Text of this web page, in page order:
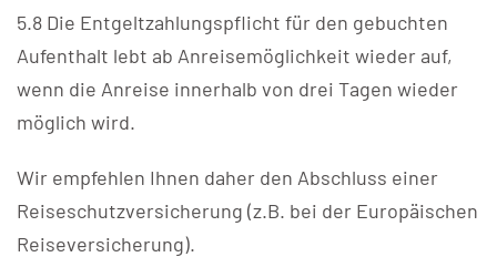
5.8 Die Entgeltzahlungspflicht für den gebuchten
Aufenthalt lebt ab Anreisemöglichkeit wieder auf,
wenn die Anreise innerhalb von drei Tagen wieder
möglich wird.
Wir empfehlen Ihnen daher den Abschluss einer
Reiseschutzversicherung (z.B. bei der Europäischen
Reiseversicherung).